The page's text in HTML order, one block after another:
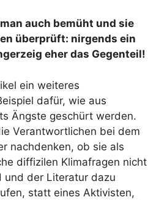
auch bemüht und sie
überprüft: nirgends ein
eher das Gegenteil!
ein weiteres
dafür, wie aus
Ängste geschürt werden.
Verantwortlichen bei dem
nachdenken, ob sie als
diffizilen Klimafragen nicht
und der Literatur dazu
statt eines Aktivisten,